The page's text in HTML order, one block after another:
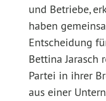
und Betriebe,
haben
Entscheidung
Bettina Jarasch
Partei in ihrer
aus einer